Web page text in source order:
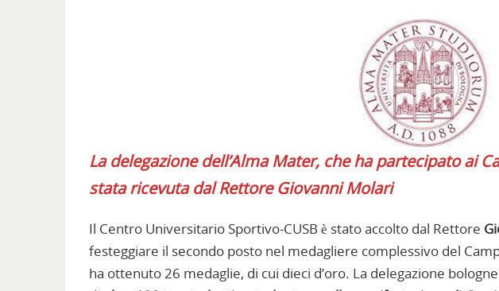
La delegazione dell’Alma Mater, che ha partecipato ai
stata ricevuta dal Rettore Giovanni Molari
Il Centro Universitario Sportivo-CUSB è stato accolto dal Rettore
festeggiare il secondo posto nel medagliere complessivo del
ha ottenuto 26 medaglie, di cui dieci d’oro. La delegazione